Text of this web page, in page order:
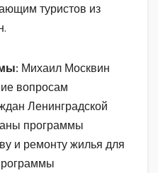
туристов из
Михаил Москвин
вопросам
Ленинградской
программы
и ремонту жилья для